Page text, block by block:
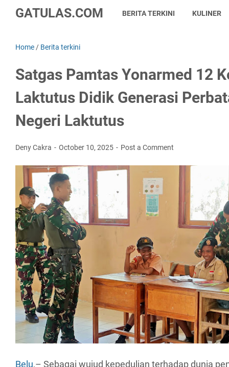
GATULAS.COM BERITA TERKINI KULINER
Home / Berita terkini
Satgas Pamtas Yonarmed 12
Laktutus Didik Generasi
Negeri Laktutus
Deny Cakra October 10, 2025 Post a Comment
Belu,– Sebagai wujud kepedulian terhadap dunia